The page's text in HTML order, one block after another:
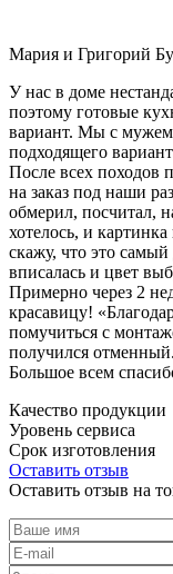
Мария и Григорий
У нас в доме
поэтому готовые
вариант. Мы с
подходящего
После всех походов
на заказ под наши
обмерил, посчитал,
хотелось, и
скажу, что это
вписалась и цвет
Примерно через 2
красавицу!
помучиться с
получился отменный.
Большое всем
Качество продукции
Уровень сервиса
Срок изготовления
Оставить отзыв
Оставить отзыв на